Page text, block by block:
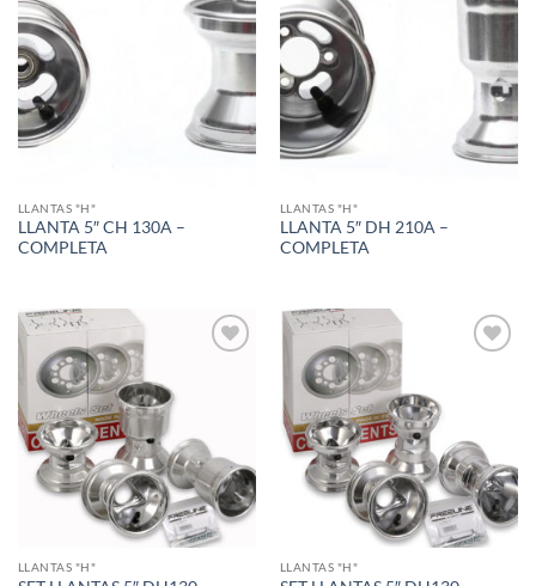
Add to
wishlist
LLANTAS "H"
LLANTA 5″ CH 130A –
COMPLETA
Add to
wishlist
LLANTAS "H"
LLANTA 5″ DH 210A –
COMPLETA
LLANTAS "H" LLANTAS "H"